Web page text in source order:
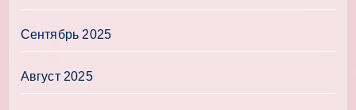
Сентябрь 2025
Август 2025